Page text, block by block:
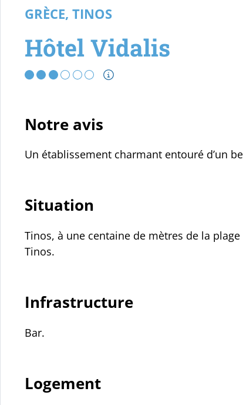
GRÈCE, TINOS
Hôtel Vidalis
Notre avis
Un établissement charmant entouré d’un
Situation
Tinos, à une centaine de mètres de la
Tinos.
Infrastructure
Bar.
Logement